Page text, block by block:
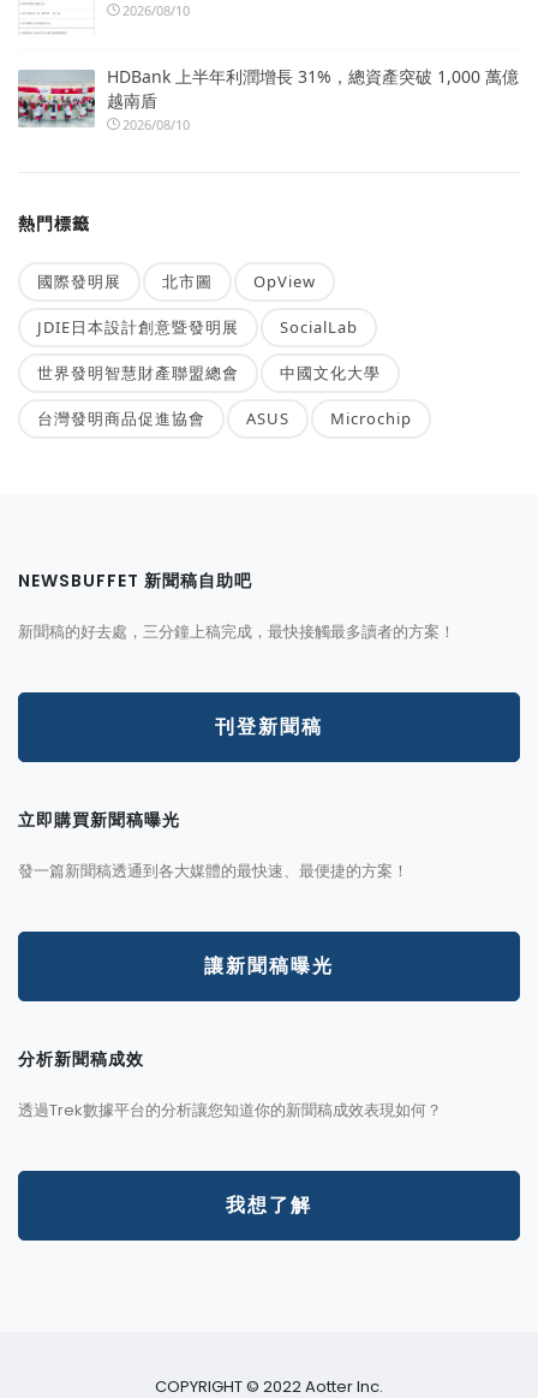
2026/08/10
HDBank 上半年利潤增長 31%，總資產突破 1,000 萬億
越南盾
2026/08/10
熱門標籤
國際發明展 北市圖 OpView
JDIE日本設計創意暨發明展 SocialLab
世界發明智慧財產聯盟總會 中國文化大學
台灣發明商品促進協會 ASUS Microchip
NEWSBUFFET 新聞稿自助吧
新聞稿的好去處，三分鐘上稿完成，最快接觸最多讀者的方案！
刊登新聞稿
立即購買新聞稿曝光
發一篇新聞稿透通到各大媒體的最快速、最便捷的方案！
讓新聞稿曝光
分析新聞稿成效
透過Trek數據平台的分析讓您知道你的新聞稿成效表現如何？
我想了解
COPYRIGHT © 2022 Aotter Inc.